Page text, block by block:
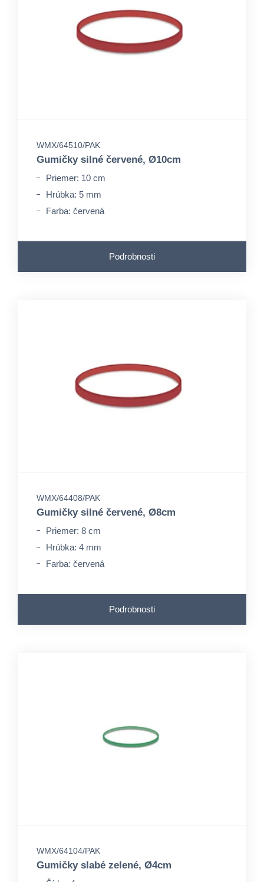
WMX/64510/PAK
Gumičky silné červené, Ø10cm
Priemer: 10 cm
Hrúbka: 5 mm
Farba: červená
Podrobnosti
WMX/64408/PAK
Gumičky silné červené, Ø8cm
Priemer: 8 cm
Hrúbka: 4 mm
Farba: červená
Podrobnosti
WMX/64104/PAK
Gumičky slabé zelené, Ø4cm